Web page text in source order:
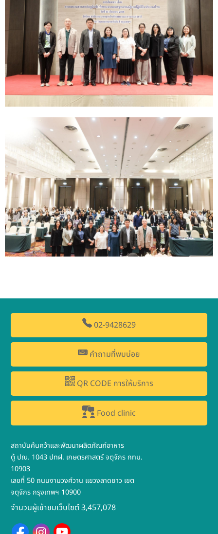
02-9428629
คำถามที่พบบ่อย
QR CODE การให้บริการ
Food clinic
สถาบันค้นคว้าและพัฒนาผลิตภัณฑ์อาหาร
ตู้ ปณ. 1043 ปทฝ. เกษตรศาสตร์ จตุจักร กทม.
10903
เลขที่ 50 ถนนงามวงศ์วาน แขวงลาดยาว เขต
จตุจักร กรุงเทพฯ 10900
จำนวนผู้เข้าชมเว็บไซต์ 3,457,078